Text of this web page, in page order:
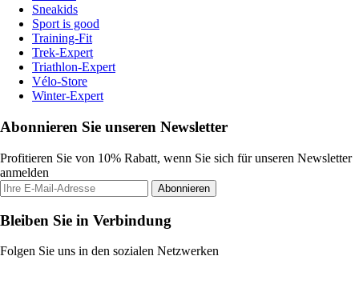
Sneakids
Sport is good
Training-Fit
Trek-Expert
Triathlon-Expert
Vélo-Store
Winter-Expert
Abonnieren Sie unseren Newsletter
Profitieren Sie von 10% Rabatt, wenn Sie sich für unseren Newsletter
anmelden
Abonnieren
Bleiben Sie in Verbindung
Folgen Sie uns in den sozialen Netzwerken